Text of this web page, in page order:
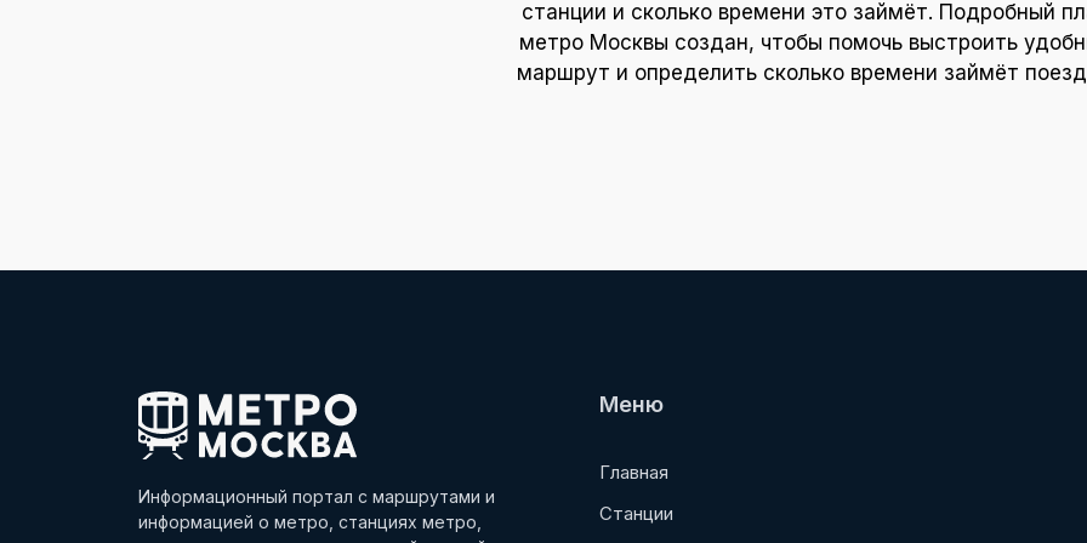
станции и сколько времени это займёт. Подробный
метро Москвы создан, чтобы помочь выстроить
маршрут и определить сколько времени займёт
Информационный портал с маршрутами и
информацией о метро, станциях метро,
Меню
Главная
Станции